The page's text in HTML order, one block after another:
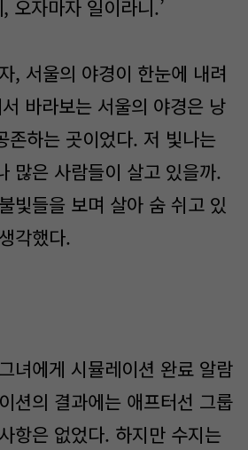
오자마자 일이라니.’
, 서울의 야경이 한눈에 내려
바라보는 서울의 야경은 낭
존하는 곳이었다. 저 빛나는
많은 사람들이 살고 있을까.
빛들을 보며 살아 숨 쉬고 있
각했다.
녀에게 시뮬레이션 완료 알람
션의 결과에는 애프터선 그룹
항은 없었다. 하지만 수지는